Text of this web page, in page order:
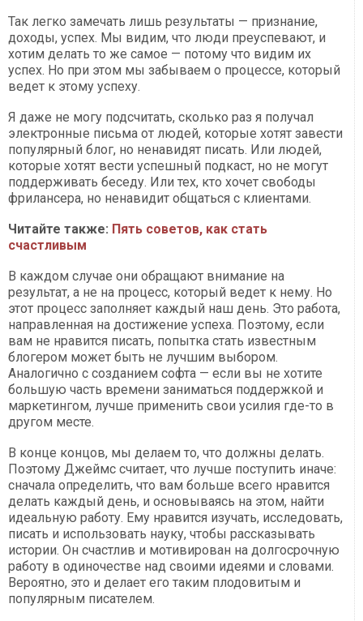
Так легко замечать лишь результаты — признание,
доходы, успех. Мы видим, что люди преуспевают, и
хотим делать то же самое — потому что видим их
успех. Но при этом мы забываем о процессе, который
ведет к этому успеху.
Я даже не могу подсчитать, сколько раз я получал
электронные письма от людей, которые хотят завести
популярный блог, но ненавидят писать. Или людей,
которые хотят вести успешный подкаст, но не могут
поддерживать беседу. Или тех, кто хочет свободы
фрилансера, но ненавидит общаться с клиентами.
Читайте также: Пять советов, как стать
счастливым
В каждом случае они обращают внимание на
результат, а не на процесс, который ведет к нему. Но
этот процесс заполняет каждый наш день. Это работа,
направленная на достижение успеха. Поэтому, если
вам не нравится писать, попытка стать известным
блогером может быть не лучшим выбором.
Аналогично с созданием софта — если вы не хотите
большую часть времени заниматься поддержкой и
маркетингом, лучше применить свои усилия где-то в
другом месте.
В конце концов, мы делаем то, что должны делать.
Поэтому Джеймс считает, что лучше поступить иначе:
сначала определить, что вам больше всего нравится
делать каждый день, и основываясь на этом, найти
идеальную работу. Ему нравится изучать, исследовать,
писать и использовать науку, чтобы рассказывать
истории. Он счастлив и мотивирован на долгосрочную
работу в одиночестве над своими идеями и словами.
Вероятно, это и делает его таким плодовитым и
популярным писателем.